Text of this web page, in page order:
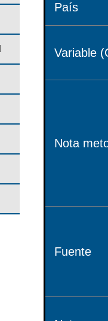
País
Variable
Nota
Fuente